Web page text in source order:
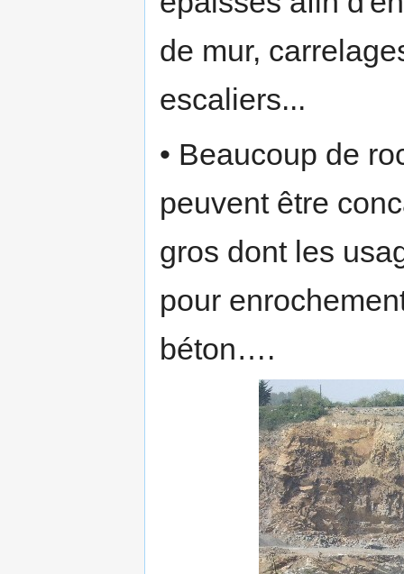
de mur,
escaliers...
• Beaucoup de
peuvent être
gros dont les
pour
béton….